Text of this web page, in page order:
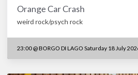
Orange Car Crash
weird rock/psych rock
23:00 @BORGO DI LAGO Saturday 18 July